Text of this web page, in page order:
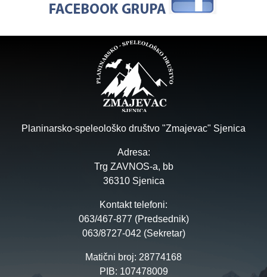
Planinarsko-speleološko društvo "Zmajevac" Sjenica
Adresa:
Trg ZAVNOS-a, bb
36310 Sjenica
Kontakt telefoni:
063/467-877 (Predsednik)
063/8727-042 (Sekretar)
Matični broj: 28774168
PIB: 107478009